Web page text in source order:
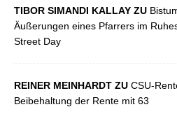
TIBOR SIMANDI KALLAY ZU
Äußerungen eines Pfarrers im
Street Day
REINER MEINHARDT ZU CSU-
Beibehaltung der Rente mit 63